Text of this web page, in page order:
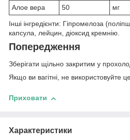
Алое вера 50 мг
Інші інгредієнти: Гіпромелоза
капсула, лейцин, діоксид кремнію.
Попередження
Зберігати щільно закритим у
Якщо ви вагітні, не використовуйте
Приховати
Характеристики